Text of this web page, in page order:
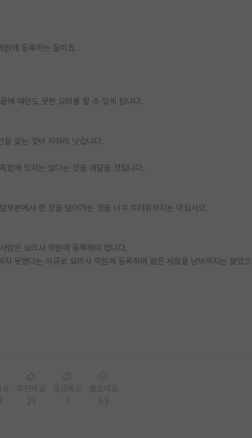
원에 등록하는 꼴이죠.
에 떼만도 못한 요리를 할 수 있게 됩니다.
을 갖는 것이 차라리 낫습니다.
함에 있지는 않다는 것을 깨달을 것입니다.
부분에서 한 장을 넘어가는 것을 너무 두려워하지는 마십시오.
람은 요리사 학원에 등록해야 합니다.
못했다는 이유로 요리사 학원에 등록하여 젊은 세월을 낭비하지는 말았